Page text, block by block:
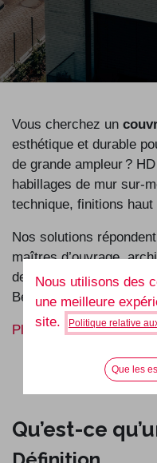
Vous cherchez un
esthétique et durable
de grande ampleur ?
habillages de mur sur-
technique, finitions
Nos solutions
maîtres d’ouvrage,
de qualité, pour des
Belgique et au
Plus d’infos sur nos
Qu’est-ce
Nous utilisons des
une meilleure
site.
Politique relative
Que les